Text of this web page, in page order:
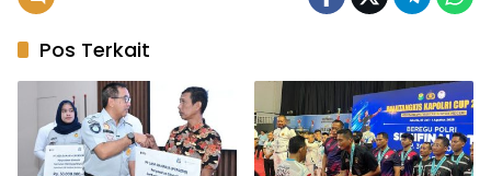
Pos Terkait